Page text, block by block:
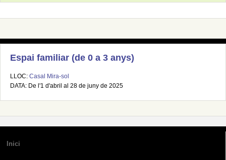
Espai familiar (de 0 a 3 anys)
LLOC: Casal Mira-sol
DATA: De l'1 d'abril al 28 de juny de 2025
Inici